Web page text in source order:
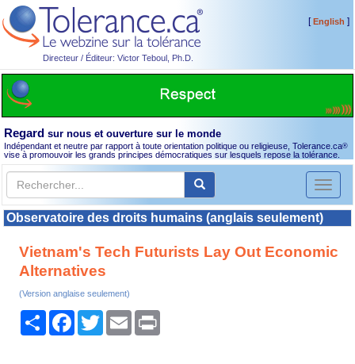
Directeur / Éditeur: Victor Teboul, Ph.D.
[English ]
Regard sur nous et ouverture sur le monde
Indépendant et neutre par rapport à toute orientation politique ou religieuse, Tolerance.ca®
vise à promouvoir les grands principes démocratiques sur lesquels repose la tolérance.
Toggle
Observatoire des droits humains (anglais seulement)
Vietnam's Tech Futurists Lay Out Economic
Alternatives
(Version anglaise seulement)
PartagerFacebook
TwitterEmail